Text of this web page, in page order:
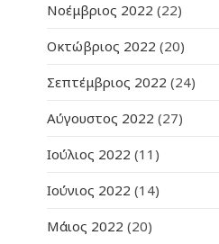
Νοέμβριος 2022 (22)
Οκτώβριος 2022 (20)
Σεπτέμβριος 2022 (24)
Αύγουστος 2022 (27)
Ιούλιος 2022 (11)
Ιούνιος 2022 (14)
Μάιος 2022 (20)